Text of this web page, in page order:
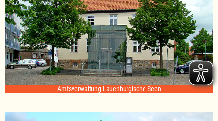
Amtsverwaltung Lauenburgische Seen